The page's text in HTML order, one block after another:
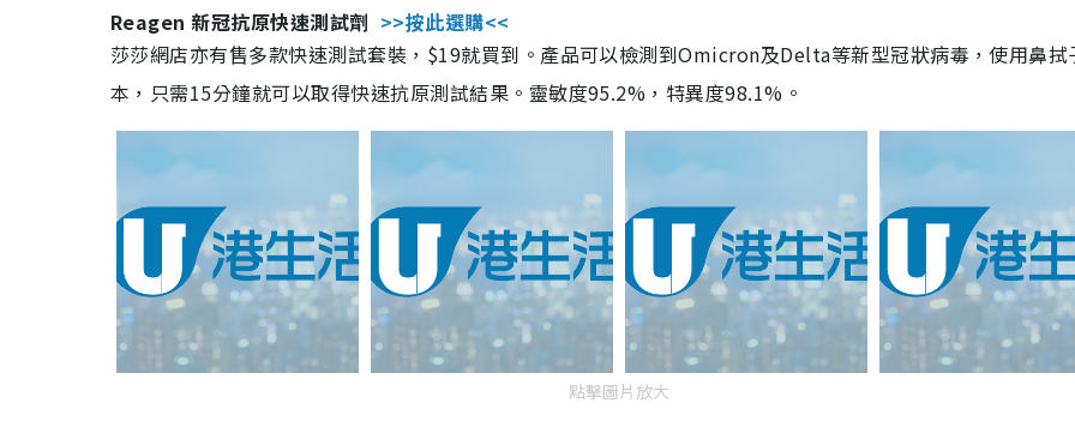
Reagen 新冠抗原快速測試劑 >>按此選購<<
莎莎網店亦有售多款快速測試套裝，$19就買到。產品可以檢測到Omicron及Delta等新型冠狀病毒，使用鼻拭
本，只需15分鐘就可以取得快速抗原測試結果。靈敏度95.2%，特異度98.1%。
點擊圖片放大